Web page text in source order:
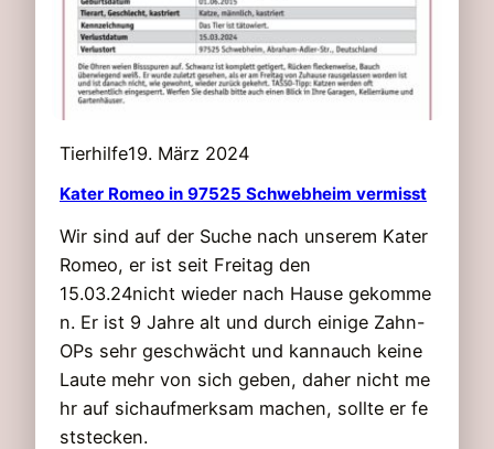
t
e
r
ä
n
i
n
9
6
1
2
Tierhilfe19. März 2024
Kater Romeo in 97525 Schwebheim vermisst
Wir sind auf der Suche nach unserem Kater
Romeo, er ist seit Freitag den
15.03.24nicht wieder nach Hause gekomme
n. Er ist 9 Jahre alt und durch einige Zahn-
OPs sehr geschwächt und kannauch keine
Laute mehr von sich geben, daher nicht me
hr auf sichaufmerksam machen, sollte er fe
ststecken.